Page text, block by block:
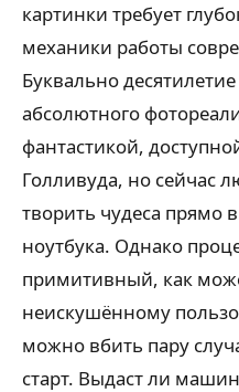
картинки требует
механики работы
Буквально
абсолютного
фантастикой,
Голливуда, но сейчас
творить чудеса прямо
ноутбука. Однако
примитивный, как
неискушённому
можно вбить пару
старт. Выдаст ли